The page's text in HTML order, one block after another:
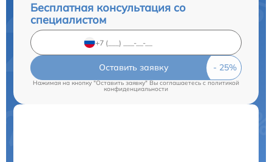
Бесплатная консультация со
специалистом
Оставить заявку
Нажимая на кнопку "Оставить заявку" Вы соглашаетесь c политикой
конфиденциальности